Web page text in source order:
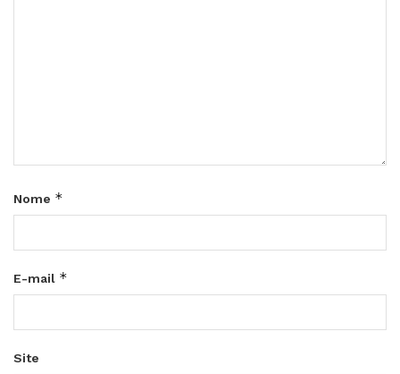
Nome *
E-mail *
Site